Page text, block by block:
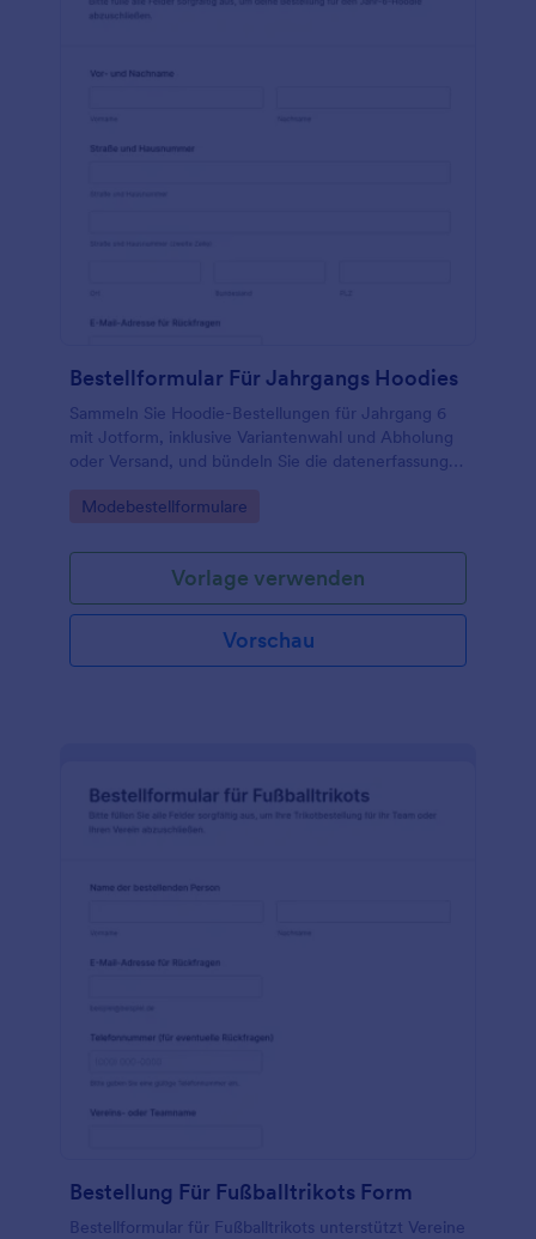
Bestellformular Für Jahrgangs Hoodies
Sammeln Sie Hoodie-Bestellungen für Jahrgang 6
mit Jotform, inklusive Variantenwahl und Abholung
oder Versand, und bündeln Sie die datenerfassung in
Schulen und Elternvertretungen.
Go to Category:
Modebestellformulare
Vorlage verwenden
Vorschau
Bestellung Für Fußballtrikots Form
Bestellformular für Fußballtrikots unterstützt Vereine